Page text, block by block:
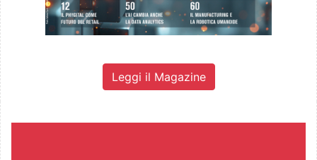
Leggi il Magazine